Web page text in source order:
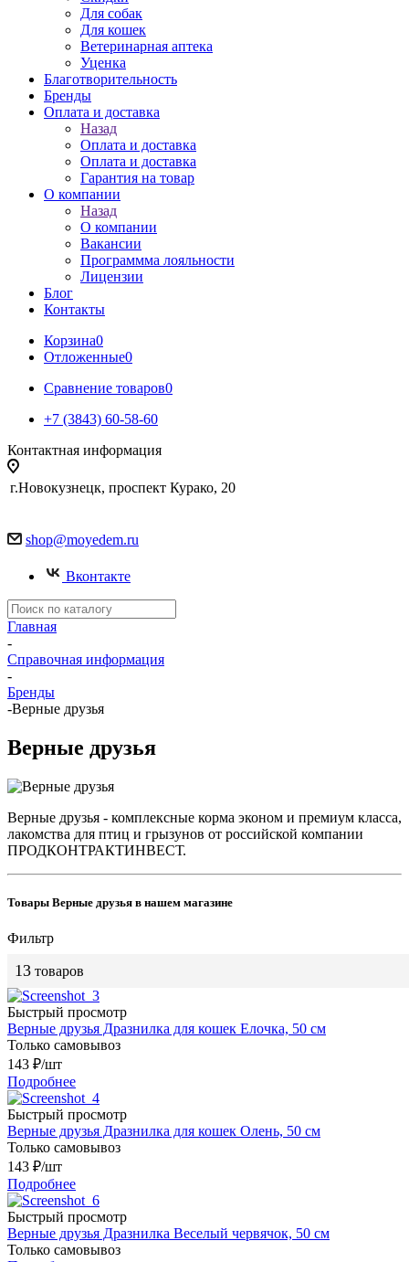
Для собак
Для кошек
Ветеринарная аптека
Уценка
Благотворительность
Бренды
Оплата и доставка
Назад
Оплата и доставка
Оплата и доставка
Гарантия на товар
О компании
Назад
О компании
Вакансии
Программма лояльности
Лицензии
Блог
Контакты
Корзина0
Отложенные0
Сравнение товаров0
+7 (3843) 60-58-60
Контактная информация
г.Новокузнецк, проспект Курако, 20
shop@moyedem.ru
Вконтакте
Главная
-
Справочная информация
-
Бренды
-Верные друзья
Верные друзья
Верные друзья - комплексные корма эконом и премиум класса,
лакомства для птиц и грызунов от российской компании
ПРОДКОНТРАКТИНВЕСТ.
Товары Верные друзья в нашем магазине
Фильтр
13 товаров
Быстрый просмотр
Верные друзья Дразнилка для кошек Елочка, 50 см
Только самовывоз
143 ₽/шт
Подробнее
Быстрый просмотр
Верные друзья Дразнилка для кошек Олень, 50 см
Только самовывоз
143 ₽/шт
Подробнее
Быстрый просмотр
Верные друзья Дразнилка Веселый червячок, 50 см
Только самовывоз